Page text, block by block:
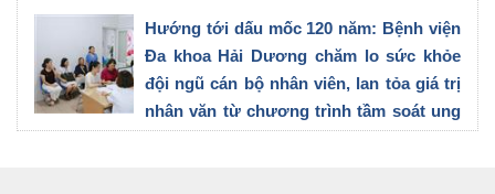
Hướng tới dấu mốc 120 năm: Bệnh viện
Đa khoa Hải Dương chăm lo sức khỏe
đội ngũ cán bộ nhân viên, lan tỏa giá trị
nhân văn từ chương trình tầm soát ung